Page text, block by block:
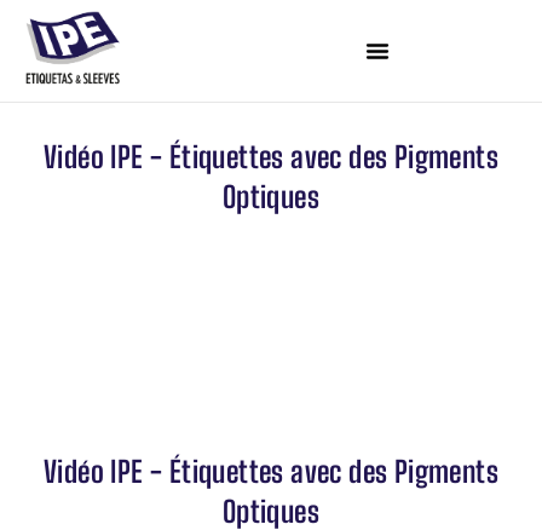
Vidéo IPE - Étiquettes avec des Pigments
Optiques
Vidéo IPE - Étiquettes avec des Pigments
Optiques